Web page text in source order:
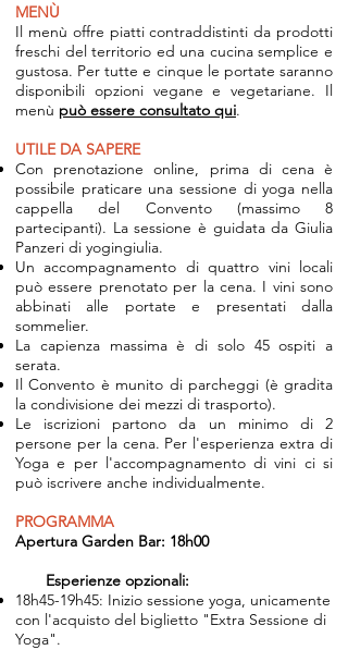
MENÙ
Il menù offre piatti contraddistinti da prodotti
freschi del territorio ed una cucina semplice e
gustosa. Per tutte e cinque le portate saranno
disponibili opzioni vegane e vegetariane. Il
menù può essere consultato qui.
UTILE DA SAPERE
Con prenotazione online, prima di cena è
possibile praticare una sessione di yoga nella
cappella del Convento (massimo 8
partecipanti). La sessione è guidata da Giulia
Panzeri di yogingiulia.
Un accompagnamento di quattro vini locali
può essere prenotato per la cena. I vini sono
abbinati alle portate e presentati dalla
sommelier.
La capienza massima è di solo 45 ospiti a
serata.
Il Convento è munito di parcheggi (è gradita
la condivisione dei mezzi di trasporto).
Le iscrizioni partono da un minimo di 2
persone per la cena. Per l'esperienza extra di
Yoga e per l'accompagnamento di vini ci si
può iscrivere anche individualmente.
PROGRAMMA
Apertura Garden Bar: 18h00
Esperienze opzionali:
18h45-19h45: Inizio sessione yoga, unicamente
con l'acquisto del biglietto "Extra Sessione di
Yoga".